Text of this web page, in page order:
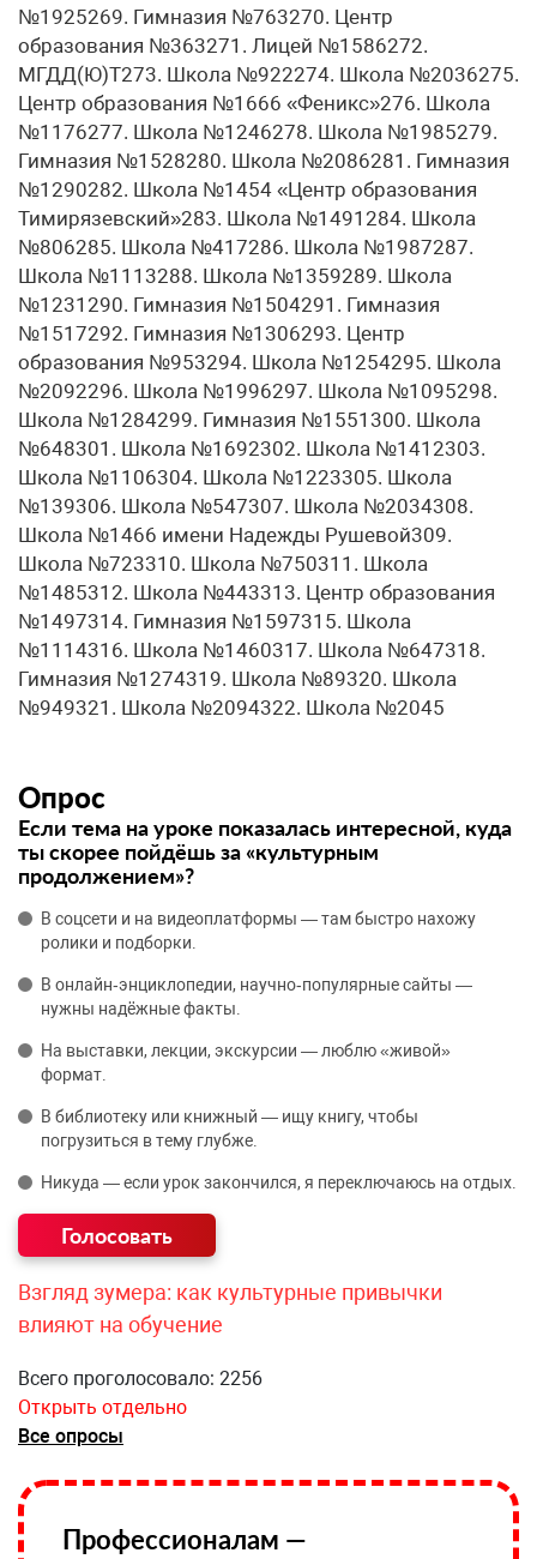
№1925269. Гимназия №763270. Центр
образования №363271. Лицей №1586272.
МГДД(Ю)Т273. Школа №922274. Школа №2036275.
Центр образования №1666 «Феникс»276. Школа
№1176277. Школа №1246278. Школа №1985279.
Гимназия №1528280. Школа №2086281. Гимназия
№1290282. Школа №1454 «Центр образования
Тимирязевский»283. Школа №1491284. Школа
№806285. Школа №417286. Школа №1987287.
Школа №1113288. Школа №1359289. Школа
№1231290. Гимназия №1504291. Гимназия
№1517292. Гимназия №1306293. Центр
образования №953294. Школа №1254295. Школа
№2092296. Школа №1996297. Школа №1095298.
Школа №1284299. Гимназия №1551300. Школа
№648301. Школа №1692302. Школа №1412303.
Школа №1106304. Школа №1223305. Школа
№139306. Школа №547307. Школа №2034308.
Школа №1466 имени Надежды Рушевой309.
Школа №723310. Школа №750311. Школа
№1485312. Школа №443313. Центр образования
№1497314. Гимназия №1597315. Школа
№1114316. Школа №1460317. Школа №647318.
Гимназия №1274319. Школа №89320. Школа
№949321. Школа №2094322. Школа №2045
Опрос
Если тема на уроке показалась интересной, куда
ты скорее пойдёшь за «культурным
продолжением»?
В соцсети и на видеоплатформы — там быстро нахожу
ролики и подборки.
В онлайн‑энциклопедии, научно‑популярные сайты —
нужны надёжные факты.
На выставки, лекции, экскурсии — люблю «живой»
формат.
В библиотеку или книжный — ищу книгу, чтобы
погрузиться в тему глубже.
Никуда — если урок закончился, я переключаюсь на отдых.
Взгляд зумера: как культурные привычки
влияют на обучение
Всего проголосовало: 2256
Открыть отдельно
Все опросы
Профессионалам —